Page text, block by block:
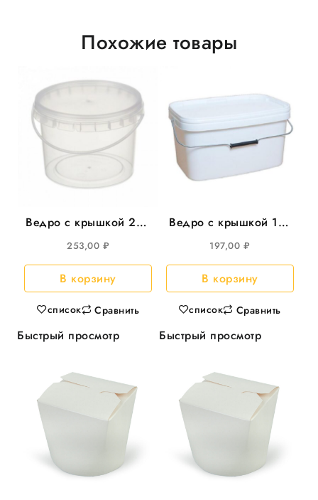
Похожие товары
Ведро с крышкой 20л
круглое прозрачное
15шт/уп
253,00 ₽
В корзину
список Сравнить
Быстрый просмотр
Ведро с крышкой 11л
прямоуг 366*243мм,
20шт/уп
197,00 ₽
В корзину
список Сравнить
Быстрый просмотр